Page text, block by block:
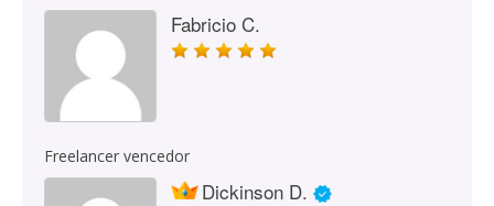
Fabricio C.
Freelancer vencedor
Dickinson D.